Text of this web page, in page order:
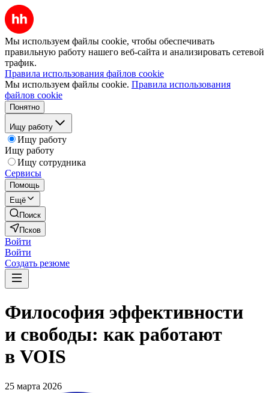
Мы используем файлы cookie, чтобы обеспечивать
правильную работу нашего веб-сайта и анализировать сетевой
трафик.
Правила использования файлов cookie
Мы используем файлы cookie. Правила использования
файлов cookie
Понятно
Ищу работу
Ищу работу
Ищу работу
Ищу сотрудника
Сервисы
Помощь
Ещё
Поиск
Псков
Войти
Войти
Создать резюме
Философия эффективности
и свободы: как работают
в VOIS
25 марта 2026